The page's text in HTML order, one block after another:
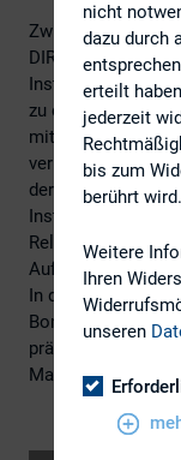
Zwischen dem 23.
DIRK-Mitgliedern
Institutionen mit
zu den einzelnen
mit dem Bedienen
verbundenen
der Vorgaben oder
Institutionen in
Relation
Aufwand“ bis
In dem am
Bommer die
präsentiert. Aus
Martin Ziegenbalg.
nicht
dazu durch
erteilt
jederzeit
bis zum
berührt wird.
Weitere
Ihren
unseren